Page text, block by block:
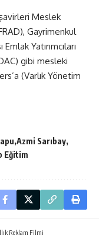
Meslek
Gayrimenkul
Yatırımcıları
gibi mesleki
(Varlık Yönetim
Azmi Sarıbay
Eğitim
Reklam Filmi